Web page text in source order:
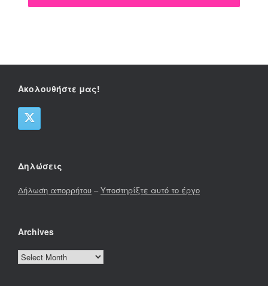
Ακολουθήστε μας!
Δηλώσεις
Δήλωση απορρήτου –Υποστηρίξτε αυτό το έργο
Archives
Archives